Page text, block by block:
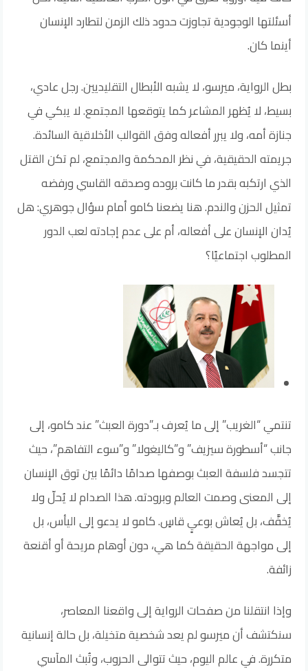
أسئلتها الوجودية تجاوزت حدود ذلك الزمن لتطارد الإنسان
أينما كان.
بطل الرواية، ميرسو، لا يشبه الأبطال التقليديين. رجل عادي،
بسيط، لا يُظهر المشاعر كما يتوقعها المجتمع. لا يبكي في
جنازة أمه، ولا يبرر أفعاله وفق القوالب الأخلاقية السائدة.
جريمته الحقيقية، في نظر المحكمة والمجتمع، لم تكن القتل
الذي ارتكبه بقدر ما كانت بروده وصدقه القاسي ورفضه
تمثيل الحزن والندم. هنا يضعنا كامو أمام سؤال جوهري: هل
يُدان الإنسان على أفعاله، أم على عدم إجادته لعب الدور
المطلوب اجتماعيًا؟
تنتمي “الغريب” إلى ما يُعرف بـ”دورة العبث” عند كامو، إلى
جانب “أسطورة سيزيف” و”كاليغولا” و”سوء التفاهم”، حيث
تتجسد فلسفة العبث بوصفها صدامًا دائمًا بين توق الإنسان
إلى المعنى وصمت العالم وبرودته. هذا الصدام لا يُحلّ ولا
يُخفَّف، بل يُعاش بوعيٍ قاسٍ. كامو لا يدعو إلى اليأس، بل
إلى مواجهة الحقيقة كما هي، دون أوهام مريحة أو أقنعة
زائفة.
وإذا انتقلنا من صفحات الرواية إلى واقعنا المعاصر،
سنكتشف أن ميرسو لم يعد شخصية متخيلة، بل حالة إنسانية
متكررة. في عالم اليوم، حيث تتوالى الحروب، وتُبث المآسي